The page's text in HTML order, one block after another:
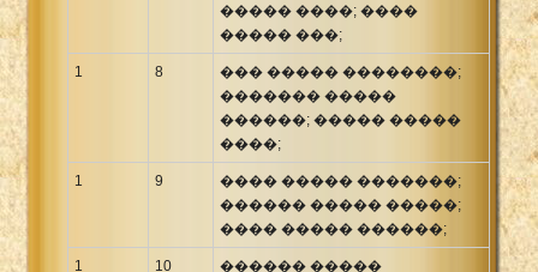
����� ����; ����
����� ���;
1 8
��� ����� ��������;
������� �����
������; ����� �����
����;
1 9
���� ����� �������;
������ ����� �����;
���� ����� ������;
1 10
������ �����